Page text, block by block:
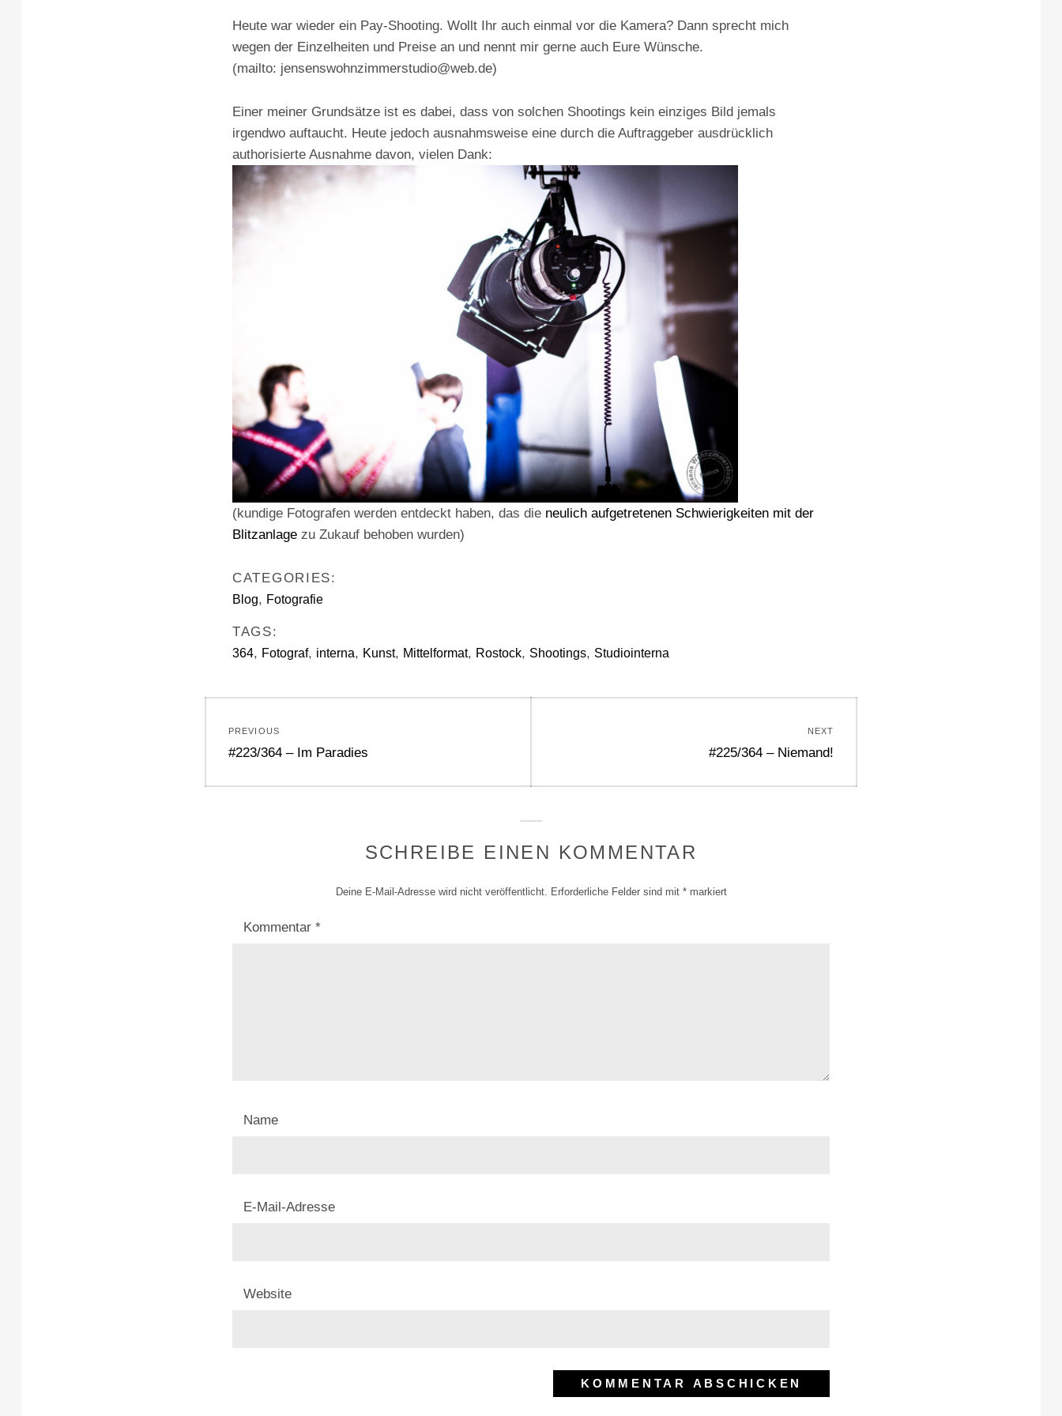
Heute war wieder ein Pay-Shooting. Wollt Ihr auch einmal vor die Kamera? Dann sprecht mich
wegen der Einzelheiten und Preise an und nennt mir gerne auch Eure Wünsche.
(mailto: jensenswohnzimmerstudio@web.de)
Einer meiner Grundsätze ist es dabei, dass von solchen Shootings kein einziges Bild jemals
irgendwo auftaucht. Heute jedoch ausnahmsweise eine durch die Auftraggeber ausdrücklich
authorisierte Ausnahme davon, vielen Dank:
(kundige Fotografen werden entdeckt haben, das die neulich aufgetretenen Schwierigkeiten mit der
Blitzanlage zu Zukauf behoben wurden)
CATEGORIES:
Blog, Fotografie
TAGS:
364, Fotograf, interna, Kunst, Mittelformat, Rostock, Shootings, Studiointerna
PREVIOUS
Previous
#223/364 – Im Paradies
NEXT
Next
#225/364 – Niemand!
SCHREIBE EINEN KOMMENTAR
Deine E-Mail-Adresse wird nicht veröffentlicht. Erforderliche Felder sind mit *markiert
Kommentar *
Name
E-Mail-Adresse
Website